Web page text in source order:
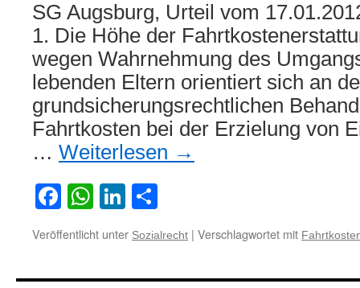
SG Augsburg, Urteil vom
1. Die Höhe der
wegen Wahrnehmung des
lebenden Eltern orientiert sich an
grundsicherungsrechtlichen
Fahrtkosten bei der Erzielung von
… Weiterlesen →
Facebook
WhatsApp
LinkedIn
Veröffentlicht unter Sozialrecht | Verschlagwortet mit